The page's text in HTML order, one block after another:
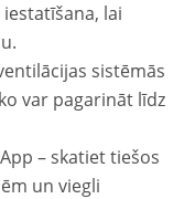
lai
sistēmās
var pagarināt līdz
– skatiet tiešos
un viegli